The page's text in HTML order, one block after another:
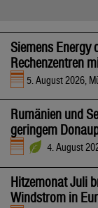
Siemens Energy
Rechenzentren
5. August 2026,
Rumänien und
geringem
4. August
Hitzemonat Juli
Windstrom in